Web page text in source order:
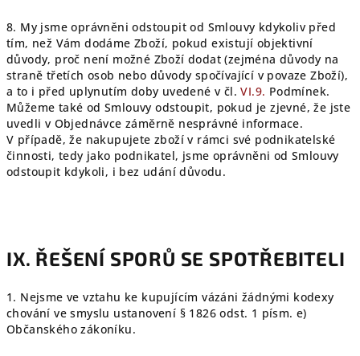
8. My jsme oprávněni odstoupit od Smlouvy kdykoliv před
tím, než Vám dodáme Zboží, pokud existují objektivní
důvody, proč není možné Zboží dodat (zejména důvody na
straně třetích osob nebo důvody spočívající v povaze Zboží),
a to i před uplynutím doby uvedené v čl.VI.9. Podmínek.
Můžeme také od Smlouvy odstoupit, pokud je zjevné, že jste
uvedli v Objednávce záměrně nesprávné informace.
V případě, že nakupujete zboží v rámci své podnikatelské
činnosti, tedy jako podnikatel, jsme oprávněni od Smlouvy
odstoupit kdykoli, i bez udání důvodu.
IX. ŘEŠENÍ SPORŮ SE SPOTŘEBITELI
1. Nejsme ve vztahu ke kupujícím vázáni žádnými kodexy
chování ve smyslu ustanovení § 1826 odst. 1 písm. e)
Občanského zákoníku.